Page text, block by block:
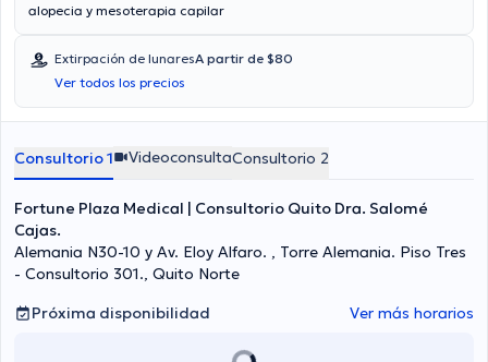
alopecia y mesoterapia capilar
Extirpación de lunaresA partir de $80
Ver todos los precios
Consultorio 1 VideoconsultaConsultorio 2
Fortune Plaza Medical | Consultorio Quito Dra. Salomé
Cajas.
Alemania N30-10 y Av. Eloy Alfaro. , Torre Alemania. Piso Tres
- Consultorio 301., Quito Norte
Próxima disponibilidad
Ver más horarios